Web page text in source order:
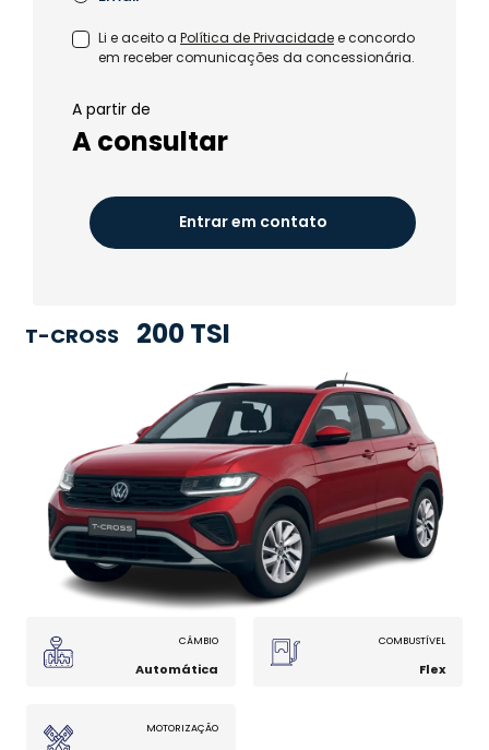
T-CROSS 200 TSI
CÂMBIO
Automática
COMBUSTÍVEL
Flex
MOTORIZAÇÃO
Li e aceito a Política de Privacidadee concordo
em receber comunicações da concessionária.
A partir de
A consultar
Entrar em contato